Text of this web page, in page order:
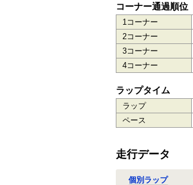
コーナー通過順位
1コーナー
2コーナー
3コーナー
4コーナー
ラップタイム
ラップ
ペース
走行データ
個別ラップ